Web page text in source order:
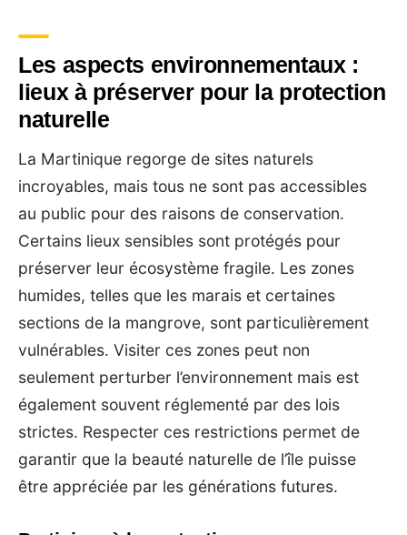
Les aspects environnementaux :
lieux à préserver pour la protection
naturelle
La Martinique regorge de sites naturels
incroyables, mais tous ne sont pas accessibles
au public pour des raisons de conservation.
Certains lieux sensibles sont protégés pour
préserver leur écosystème fragile. Les zones
humides, telles que les marais et certaines
sections de la mangrove, sont particulièrement
vulnérables. Visiter ces zones peut non
seulement perturber l’environnement mais est
également souvent réglementé par des lois
strictes. Respecter ces restrictions permet de
garantir que la beauté naturelle de l’île puisse
être appréciée par les générations futures.